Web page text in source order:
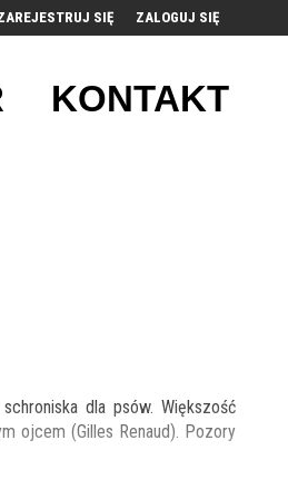
SIĘ ZALOGUJ SIĘ
0,00
KONTAKT
dla psów. Większość
ojcem (Gilles Renaud). Pozory